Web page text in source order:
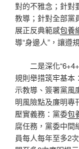
對的不雅念；針對
教導；針對全部黨
展正反典範感包養
導“身邊人”，讓遵
二是深化
規則舉措筑牢基本
示教導、簽署黨風
明風險點及廉明專
壓實義務：黨委包
腐任務，黨委中間
員每人每年至多2